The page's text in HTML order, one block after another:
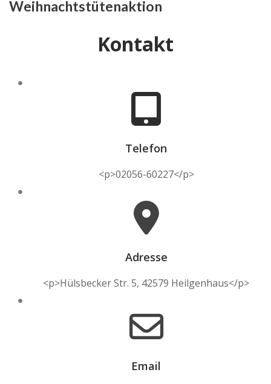
Weihnachtstütenaktion
Kontakt
Telefon
<p>02056-60227</p>
Adresse
<p>Hülsbecker Str. 5, 42579 Heilgenhaus</p>
Email